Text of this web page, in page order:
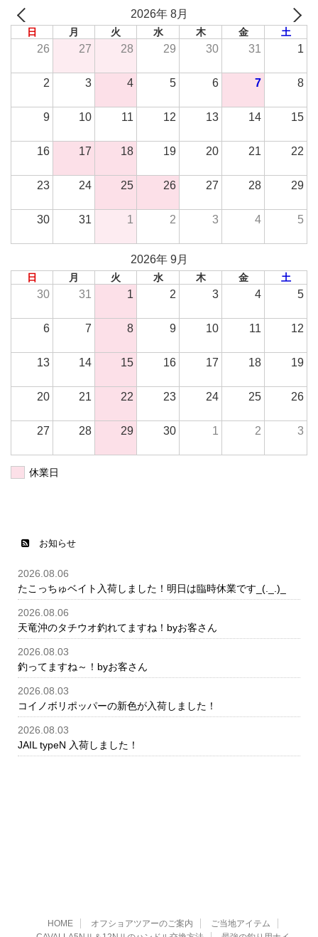
2026年 8月
日 月 火 水 木 金 土
26 27 28 29 30 31 1
2 3 4 5 6 7 8
9 10 11 12 13 14 15
16 17 18 19 20 21 22
23 24 25 26 27 28 29
30 31 1 2 3 4 5
2026年 9月
日 月 火 水 木 金 土
30 31 1 2 3 4 5
6 7 8 9 10 11 12
13 14 15 16 17 18 19
20 21 22 23 24 25 26
27 28 29 30 1 2 3
休業日
お知らせ
2026.08.06
たこっちゅベイト入荷しました！明日は臨時休業です_(._.)_
2026.08.06
天竜沖のタチウオ釣れてますね！byお客さん
2026.08.03
釣ってますね～！byお客さん
2026.08.03
コイノボリポッパーの新色が入荷しました！
2026.08.03
JAIL typeN 入荷しました！
HOME オフショアツアーのご案内
ご当地アイテム